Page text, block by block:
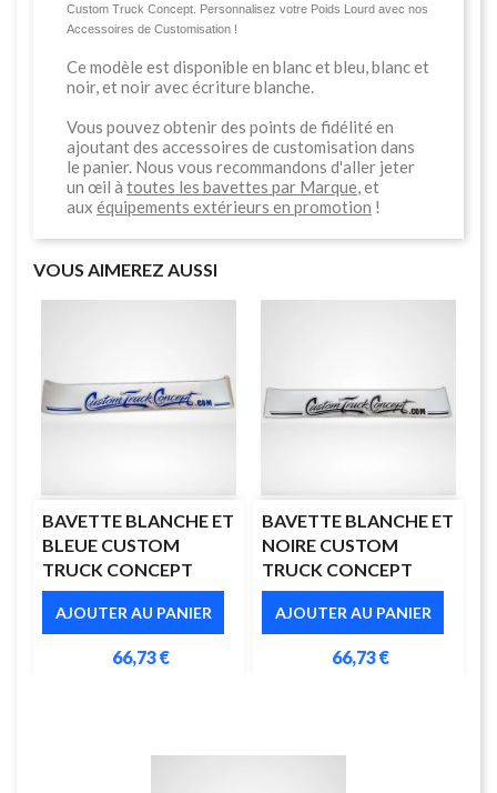
Custom Truck Concept. Personnalisez votre Poids Lourd avec nos
Accessoires de Customisation !
Ce modèle est disponible en blanc et bleu, blanc et
noir, et noir avec écriture blanche.
Vous pouvez obtenir des points de fidélité en
ajoutant des accessoires de customisation dans
le panier. Nous vous recommandons d'aller jeter
un œil à toutes les bavettes par Marque,et
aux équipements extérieurs en promotion !
VOUS AIMEREZ AUSSI
BAVETTE BLANCHE ET
BLEUE CUSTOM
TRUCK CONCEPT
AJOUTER AU PANIER
66,73 €
BAVETTE BLANCHE ET
NOIRE CUSTOM
TRUCK CONCEPT
AJOUTER AU PANIER
66,73 €